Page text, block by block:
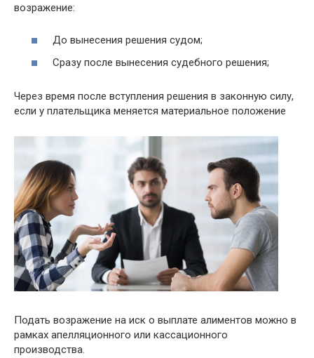
возражение:
До вынесения решения судом;
Сразу после вынесения судебного решения;
Через время после вступления решения в законную силу,
если у плательщика меняется материальное положение
Подать возражение на иск о выплате алиментов можно в
рамках апелляционного или кассационного
производства.